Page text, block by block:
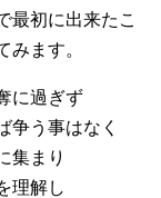
最初に出来たこ
みます。
に過ぎず
争う事はなく
集まり
理解し